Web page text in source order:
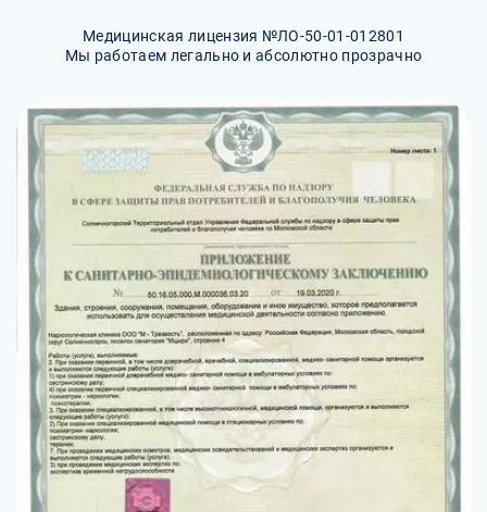
Медицинская лицензия №ЛО-50-01-012801
Мы работаем легально и абсолютно прозрачно